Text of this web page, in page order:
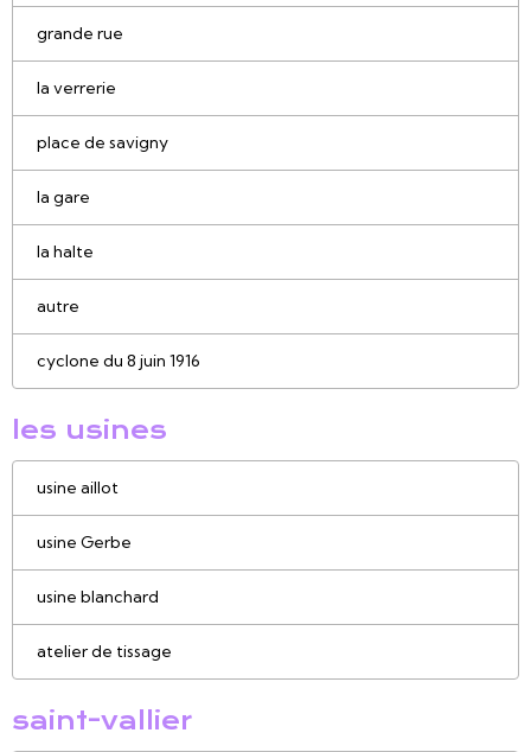
grande rue
la verrerie
place de savigny
la gare
la halte
autre
cyclone du 8 juin 1916
les usines
usine aillot
usine Gerbe
usine blanchard
atelier de tissage
saint-vallier